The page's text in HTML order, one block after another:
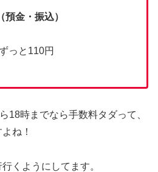
金・振込）
っと110円
18時までなら手数料タダって、
ね！
くようにしてます。